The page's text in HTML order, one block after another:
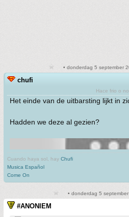
• donderdag 5 september
chufi
Hace frio o
Het einde van de uitbarsting lijkt in
Hadden we deze al gezien?
Cuando haya sol, hay Chufi
Musica Español
Come On
• donderdag 5
#ANONIEM